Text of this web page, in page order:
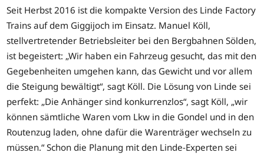
Seit Herbst 2016 ist die kompakte Version des Linde Factory
Trains auf dem Giggijoch im Einsatz. Manuel Köll,
stellvertretender Betriebsleiter bei den Bergbahnen Sölden,
ist begeistert: „Wir haben ein Fahrzeug gesucht, das mit den
Gegebenheiten umgehen kann, das Gewicht und vor allem
die Steigung bewältigt“, sagt Köll. Die Lösung von Linde sei
perfekt: „Die Anhänger sind konkurrenzlos“, sagt Köll, „wir
können sämtliche Waren vom Lkw in die Gondel und in den
Routenzug laden, ohne dafür die Warenträger wechseln zu
müssen.“ Schon die Planung mit den Linde-Experten sei